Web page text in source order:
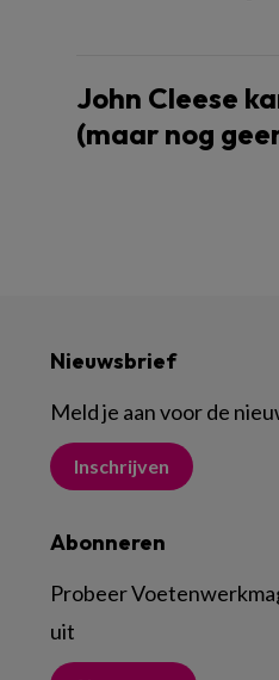
John Cleese
(maar nog
Nieuwsbrief
Meld je aan voor de
Inschrijven
Abonneren
Probeer
uit